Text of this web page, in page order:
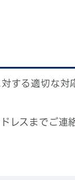
する適切な
レスまでご